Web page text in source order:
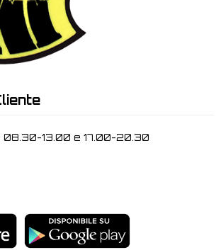
08.30-13.00 e 17.00-20.30